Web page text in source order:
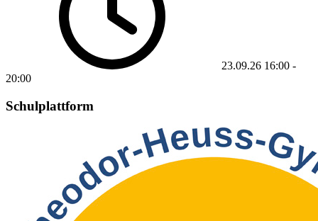
23.09.26 16:00 -
20:00
Schulplattform